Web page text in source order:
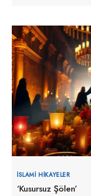
İSLAMI HIKAYELER
‘Kusursuz Şölen’